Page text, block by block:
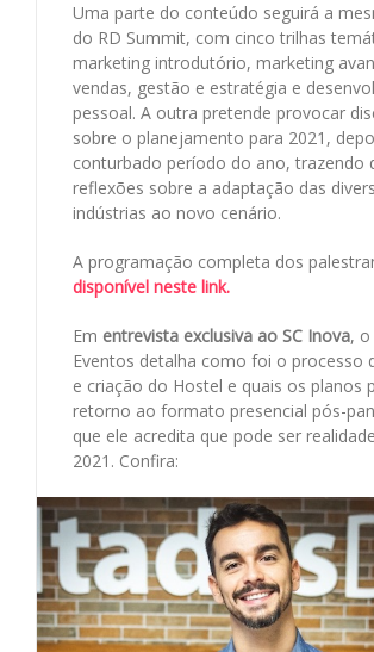
Uma parte do conteúdo seguirá a
do RD Summit, com cinco trilhas
marketing introdutório, marketing
vendas, gestão e estratégia e
pessoal. A outra pretende provocar
sobre o planejamento para 2021,
conturbado período do ano, trazendo
reflexões sobre a adaptação das
indústrias ao novo cenário.
A programação completa dos
disponível neste link.
Em entrevista exclusiva ao SC Inova,
Eventos detalha como foi o processo
e criação do Hostel e quais os planos
retorno ao formato presencial pós-
que ele acredita que pode ser
2021. Confira: